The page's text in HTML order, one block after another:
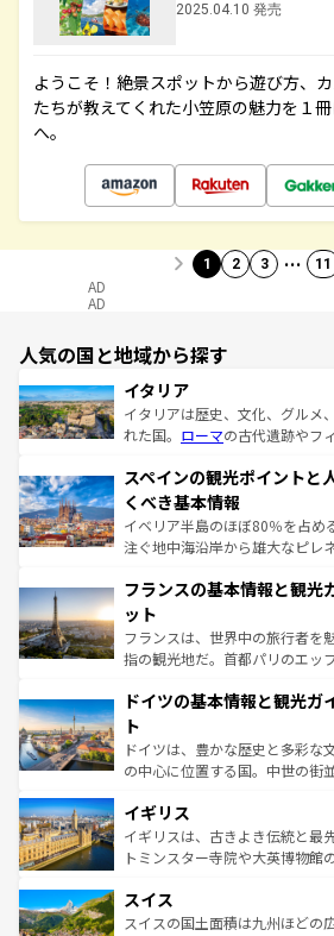
2025.04.10 発売
ようこそ！絶景スポットから遊び方、
たちが教えてくれた小笠原の魅力を１
へ。
1 2 3 … 11
AD
AD
人気の国と地域から探す
イタリア
イタリアは歴史、文化、グルメ
れた国。 ローマの古代遺跡やフ
ろん、トスカーナの美しい田園
景など、自然景観も見逃せない
ピザやパスタなど、絶品のイタ
できる。朝目覚めてから夜眠る
なお、新着のイタリア情報はコ
しい。
スペインの観光ポイントと
くべき基本情報
イベリア半島のほぼ80％を占め
注ぐ地中海沿岸から雄大なピレ
文化が根付くこの国では、情熱
れる闘牛、そして美味しいタパ
る。首都マドリードの洗練され
アートに溢れた街角から、地方
せる。地方によって風土や気候
ンテンツ一覧 を参照してほしい。
フランスの基本情報と観光
ット
フランスは、世界中の旅行者を
指の観光地だ。首都パリのエッ
で、幅広い魅力が詰まっている
聖堂、美しいビーチ、そして豊
から魅了する。また、フランス
れ、フランス料理はユネスコ無
香り高いラベンダー畑など、多
らに、パリ以外の地域にも魅力
も豊かな歴史と文化が息づいて
を参照してほしい。
ドイツの基本情報と観光ガ
ト
ドイツは、豊かな歴史と多彩な
の中心に位置する国。中世の街
顔を持つこの国は、どこを歩い
ルリンの文化的活気、バイエル
してライン川沿いのワイン畑と
は、お酒好きな人にはぜひ体験してほしい
ドイツ情報はコンテンツ一覧を
イギリス
イギリスは、古きよき伝統と最
トミンスター寺院や大英博物館
リアごとに異なる魅力がある。
ティー、ビール好きにはたまら
スイス
スイスの国土面積は九州ほどの